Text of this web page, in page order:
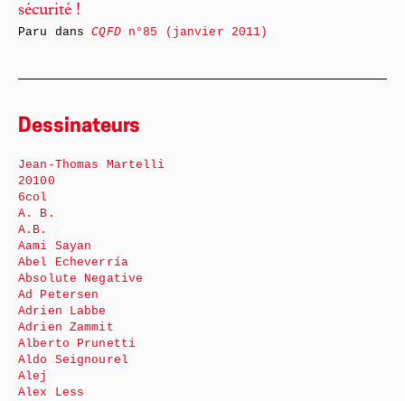
sécurité !
Paru dansCQFDn°85 (janvier 2011)
Dessinateurs
Jean-Thomas Martelli
20100
6col
A. B.
A.B.
Aami Sayan
Abel Echeverría
Absolute Negative
Ad Petersen
Adrien Labbe
Adrien Zammit
Alberto Prunetti
Aldo Seignourel
Alej
Alex Less